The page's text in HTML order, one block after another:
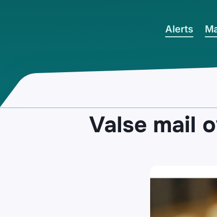
Alerts
Valse mail